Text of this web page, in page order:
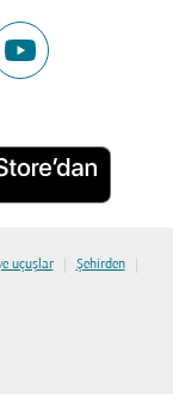
uçuşlar | Şehirden |